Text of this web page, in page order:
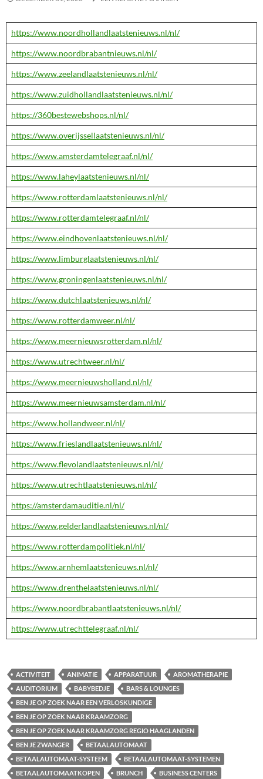
https://www.noordhollandlaatstenieuws.nl/nl/
https://www.noordbrabantnieuws.nl/nl/
https://www.zeelandlaatstenieuws.nl/nl/
https://www.zuidhollandlaatstenieuws.nl/nl/
https://360bestewebshops.nl/nl/
https://www.overijssellaatstenieuws.nl/nl/
https://www.amsterdamtelegraaf.nl/nl/
https://www.laheylaatstenieuws.nl/nl/
https://www.rotterdamlaatstenieuws.nl/nl/
https://www.rotterdamtelegraaf.nl/nl/
https://www.eindhovenlaatstenieuws.nl/nl/
https://www.limburglaatstenieuws.nl/nl/
https://www.groningenlaatstenieuws.nl/nl/
https://www.dutchlaatstenieuws.nl/nl/
https://www.rotterdamweer.nl/nl/
https://www.meernieuwsrotterdam.nl/nl/
https://www.utrechtweer.nl/nl/
https://www.meernieuwsholland.nl/nl/
https://www.meernieuwsamsterdam.nl/nl/
https://www.hollandweer.nl/nl/
https://www.frieslandlaatstenieuws.nl/nl/
https://www.flevolandlaatstenieuws.nl/nl/
https://www.utrechtlaatstenieuws.nl/nl/
https://amsterdamauditie.nl/nl/
https://www.gelderlandlaatstenieuws.nl/nl/
https://www.rotterdampolitiek.nl/nl/
https://www.arnhemlaatstenieuws.nl/nl/
https://www.drenthelaatstenieuws.nl/nl/
https://www.noordbrabantlaatstenieuws.nl/nl/
https://www.utrechttelegraaf.nl/nl/
ACTIVITEIT ANIMATIE APPARATUUR
AROMATHERAPIE
AUDITORIUM
BABYBEDJE
BARS & LOUNGES
BEN JE OP ZOEK NAAR EEN VERLOSKUNDIGE
BEN JE OP ZOEK NAAR KRAAMZORG
BEN JE OP ZOEK NAAR KRAAMZORG REGIO HAAGLANDEN
BEN JE ZWANGER
BETAALAUTOMAAT
BETAALAUTOMAAT-SYSTEEM
BETAALAUTOMAAT-SYSTEMEN
BETAALAUTOMAATKOPEN
BRUNCH BUSINESS CENTERS